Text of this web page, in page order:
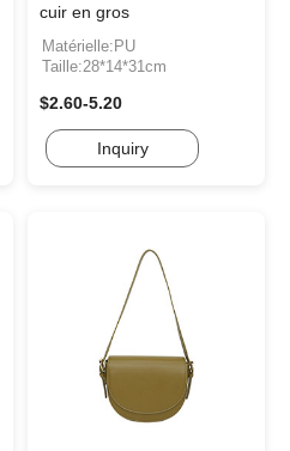
cuir en gros
Matérielle:PU
Taille:28*14*31cm
$2.60-5.20
Inquiry